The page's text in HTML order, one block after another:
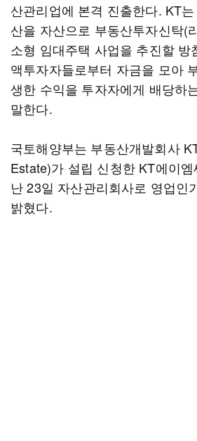
산관리업에 본격 진출한다. KT
산을 자산으로 부동산투자신탁(
소형 임대주택 사업을 추진할 방
액투자자들로부터 자금을 모아
생한 수익을 투자자에게 배당하
말한다.
국토해양부는 부동산개발회사
Estate)가 설립 신청한 KT에이
난 23일 자산관리회사로 영업인
밝혔다.